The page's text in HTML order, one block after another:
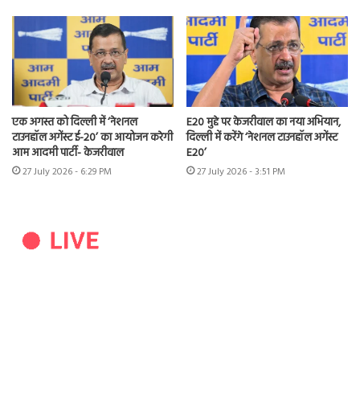
एक अगस्त को दिल्ली में ‘नेशनल
टाउनहॉल अगेंस्ट ई-20’ का आयोजन करेगी
आम आदमी पार्टी- केजरीवाल
27 July 2026 - 6:29 PM
E20 मुद्दे पर केजरीवाल का नया अभियान,
दिल्ली में करेंगे ‘नेशनल टाउनहॉल अगेंस्ट
E20’
27 July 2026 - 3:51 PM